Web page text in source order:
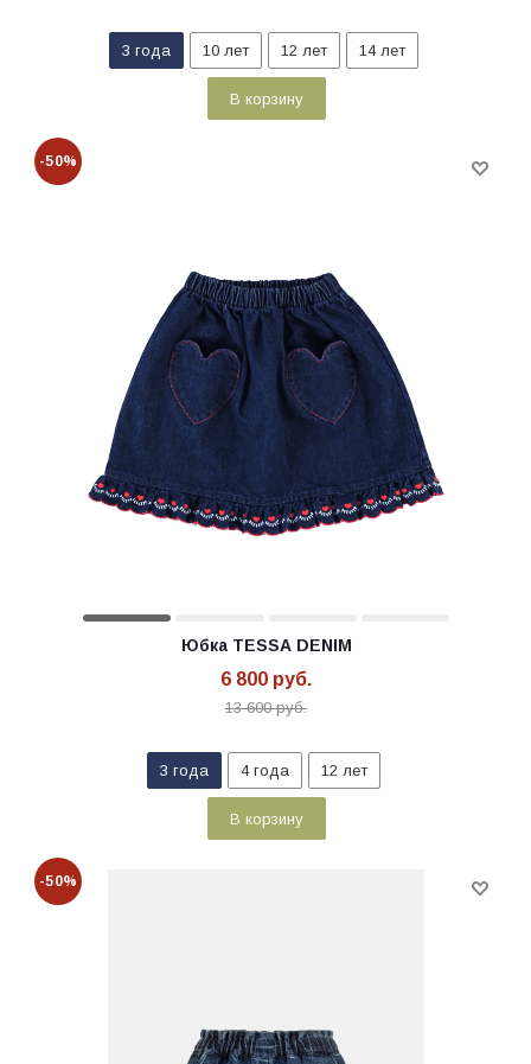
3 года 10 лет 12 лет 14 лет
В корзину
-50%
Юбка TESSA DENIM
6 800 руб.
13 600руб.
3 года 4 года 12 лет
В корзину
-50%